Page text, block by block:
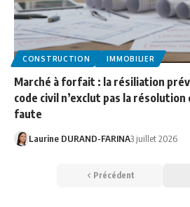
CONSTRUCTION IMMOBILIER
Marché à forfait : la résiliation
code civil n’exclut pas la
faute
Laurine DURAND-FARINA3 juillet 2026
Précédent